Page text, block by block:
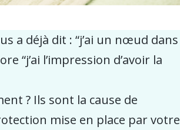
a déjà dit : “j’ai un nœud dans
“j’ai l’impression d’avoir la
? Ils sont la cause de
mise en place par votre